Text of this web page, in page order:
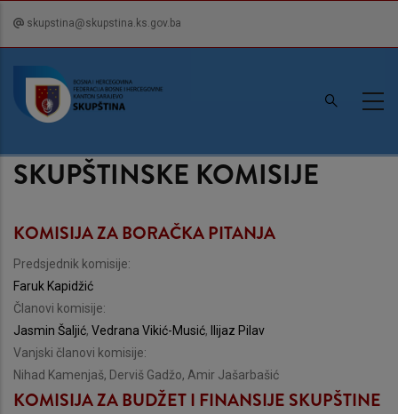
content
skupstina@skupstina.ks.gov.ba
SKUPŠTINSKE KOMISIJE
KOMISIJA ZA BORAČKA PITANJA
Predsjednik komisije:
Faruk Kapidžić
Članovi komisije:
Jasmin Šaljić, Vedrana Vikić-Musić,
Ilijaz Pilav
Vanjski članovi komisije:
Nihad Kamenjaš, Derviš Gadžo, Amir Jašarbašić
KOMISIJA ZA BUDŽET I FINANSIJE SKUPŠTINE